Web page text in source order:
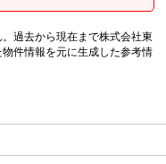
過去から現在まで株式会社東
件情報を元に生成した参考情